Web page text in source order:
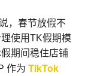
，春节放假不
使用TK假期模
期间稳住店铺
作为 TikTok